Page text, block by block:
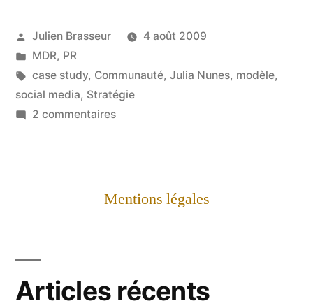
Media" »
Publié
par
Julien Brasseur
4 août 2009
Publié
dans
MDR, PR
Étiquettes :
case study, Communauté, Julia Nunes, modèle,
social media, Stratégie
2 commentairessur
Media"
Mentions légales
Articles récents